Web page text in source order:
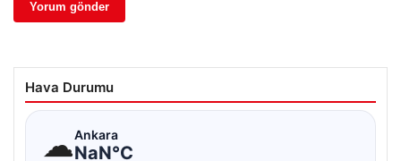
Hava Durumu
☁Ankara
NaN°C